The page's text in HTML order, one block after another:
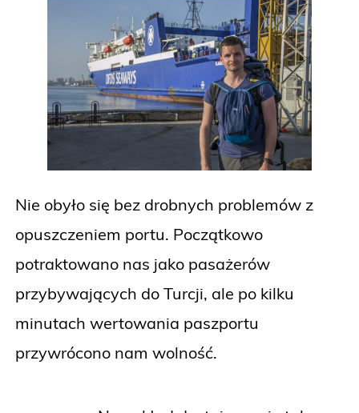
Nie obyło się bez drobnych problemów z
opuszczeniem portu. Początkowo
potraktowano nas jako pasażerów
przybywających do Turcji, ale po kilku
minutach wertowania paszportu
przywrócono nam wolność.